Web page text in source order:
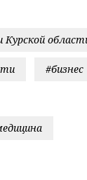
Курской
#бизнес